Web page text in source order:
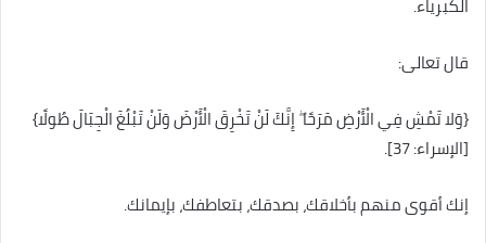
قال تعالى:
{وَلا تَمْشِ فِي الْأَرْضِ مَرَحًا ۖ إِنَّكَ لَنْ تَخْرِقَ الْأَرْضَ وَلَنْ تَبْلُغَ الْجِبَالَ طُولًا}
[الإسراء: 37].
إنك أقوى منهم بأخلاقك، بصدقك، بتعاطفك، بإيمانك.